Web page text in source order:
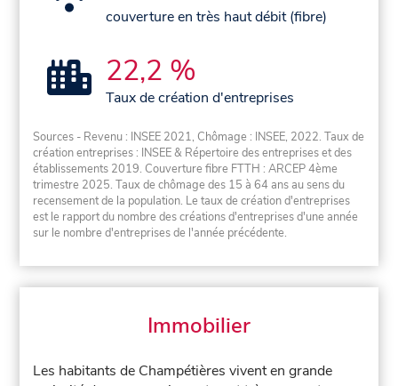
couverture en très haut débit (fibre)
22,2 %
Taux de création d'entreprises
Sources - Revenu : INSEE 2021, Chômage : INSEE, 2022. Taux de
création entreprises : INSEE & Répertoire des entreprises et des
établissements 2019. Couverture fibre FTTH : ARCEP 4ème
trimestre 2025. Taux de chômage des 15 à 64 ans au sens du
recensement de la population. Le taux de création d'entreprises
est le rapport du nombre des créations d'entreprises d'une année
sur le nombre d'entreprises de l'année précédente.
Immobilier
Les habitants de Champétières vivent en grande